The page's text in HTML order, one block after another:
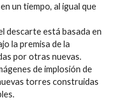
un tiempo, al igual que
descarte está basada en
la premisa de la
por otras nuevas.
de implosión de
torres construidas